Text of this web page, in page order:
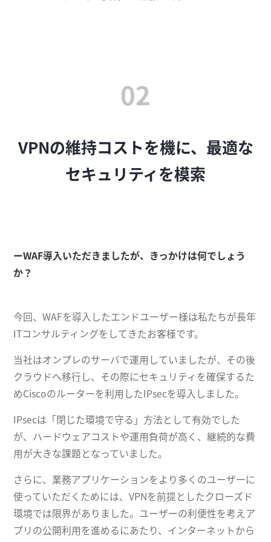
02
VPNの維持コストを機に、最適な
セキュリティを模索
ーWAF導入いただきましたが、きっかけは何でしょう
か？
今回、WAFを導入したエンドユーザー様は私たちが長年
ITコンサルティングをしてきたお客様です。
当社はオンプレのサーバで運用していましたが、その後
クラウドへ移行し、その際にセキュリティを確保するた
めCiscoのルーターを利用したIPsecを導入しました。
IPsecは「閉じた環境で守る」方法として有効でした
が、ハードウェアコストや運用負荷が高く、継続的な費
用が大きな課題となっていました。
さらに、業務アプリケーションをより多くのユーザーに
使っていただくためには、VPNを前提としたクローズド
環境では限界がありました。ユーザーの利便性を考えア
プリの公開利用を進めるにあたり、インターネットから